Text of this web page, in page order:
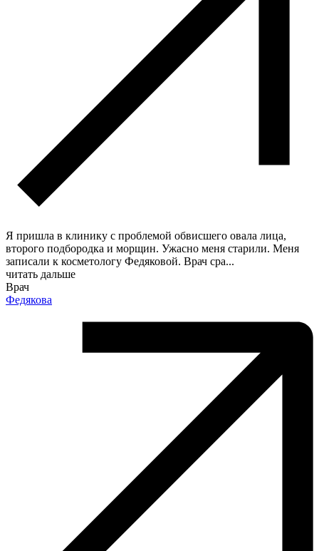
Я пришла в клинику с проблемой обвисшего овала лица,
второго подбородка и морщин. Ужасно меня старили. Меня
записали к косметологу Федяковой. Врач сра...
читать дальше
Врач
Федякова